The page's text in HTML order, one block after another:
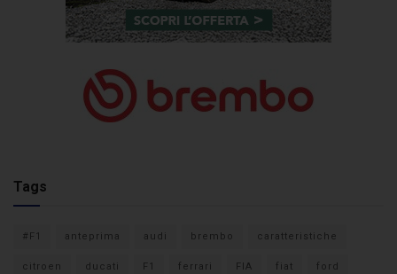
Tags
#F1 anteprima audi brembo caratteristiche
citroen ducati F1 ferrari FIA fiat ford